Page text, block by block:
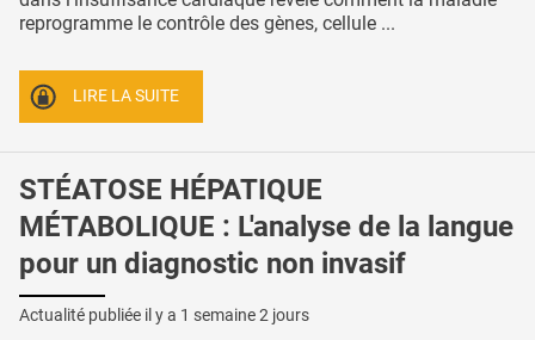
reprogramme le contrôle des gènes, cellule ...
LIRE LA SUITE
STÉATOSE HÉPATIQUE
MÉTABOLIQUE : L'analyse de la langue
pour un diagnostic non invasif
Actualité publiée il y a 1 semaine 2 jours